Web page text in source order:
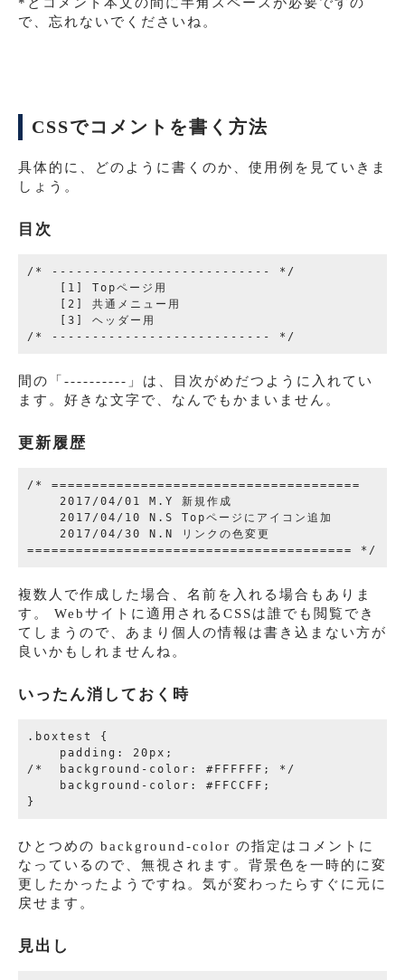
で、忘れないでくださいね。
CSSでコメントを書く方法
具体的に、どのように書くのか、使用例を見ていきま
しょう。
目次
/* --------------------------- */
    [1] Topページ用
    [2] 共通メニュー用
    [3] ヘッダー用
間の「----------」は、目次がめだつように入れてい
ます。好きな文字で、なんでもかまいません。
更新履歴
/* ======================================
    2017/04/01 M.Y 新規作成
    2017/04/10 N.S Topページにアイコン追加
    2017/04/30 N.N リンクの色変更
複数人で作成した場合、名前を入れる場合もありま
す。 Webサイトに適用されるCSSは誰でも閲覧でき
てしまうので、あまり個人の情報は書き込まない方が
良いかもしれませんね。
いったん消しておく時
.boxtest {
    padding: 20px;
/*  background-color: #FFFFFF; */
    background-color: #FFCCFF;
ひとつめの background-color の指定はコメントに
なっているので、無視されます。背景色を一時的に変
更したかったようですね。気が変わったらすぐに元に
戻せます。
見出し